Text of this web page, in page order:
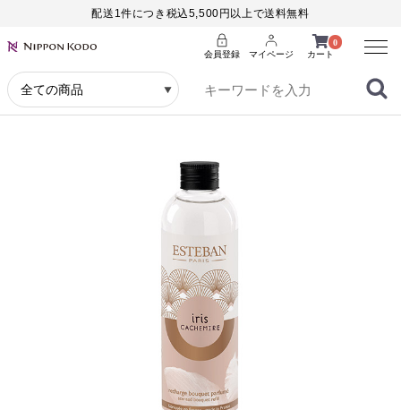
配送1件につき税込5,500円以上で送料無料
0
カート
会員登録 マイページ
Menu